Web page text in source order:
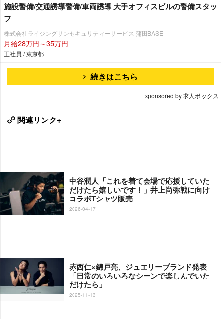
施設警備/交通誘導警備/車両誘導 大手オフィスビルの警備スタッ
フ
株式会社ライジングサンセキュリティーサービス 蒲田BASE
月給28万円～35万円
正社員 / 東京都
続きはこちら
sponsored by 求人ボックス
関連リンク+
中谷潤人「これを着て会場で応援していた
だけたら嬉しいです！」井上尚弥戦に向け
コラボTシャツ販売
2026-04-17
赤西仁×錦戸亮、ジュエリーブランド発表
「日常のいろいろなシーンで楽しんでいた
だけたら」
2025-11-13